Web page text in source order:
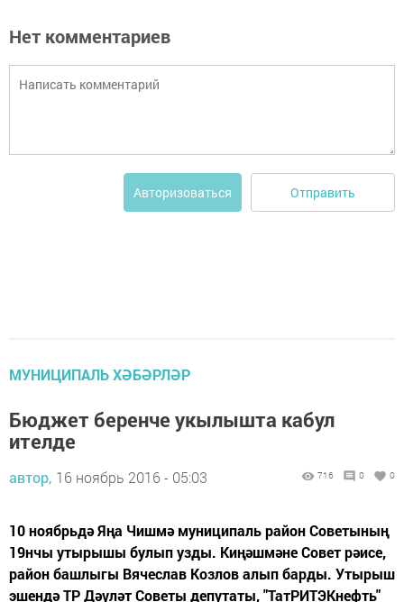
Нет комментариев
Авторизоваться Отправить
МУНИЦИПАЛЬ ХӘБӘРЛӘР
Бюджет беренче укылышта кабул
ителде
автор, 16 ноябрь 2016 - 05:03 716 0 0
10 ноябрьдә Яңа Чишмә муниципаль район Советының
19нчы утырышы булып узды. Киңәшмәне Совет рәисе,
район башлыгы Вячеслав Козлов алып барды. Утырыш
эшендә ТР Дәүләт Советы депутаты, "ТатРИТЭКнефть"